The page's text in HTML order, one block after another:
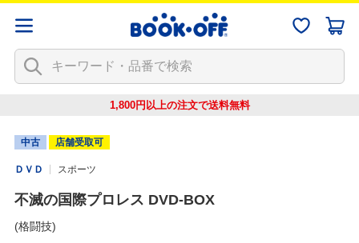
1,800円以上の注文で送料無料
中古 店舗受取可
ＤＶＤ スポーツ
不滅の国際プロレス DVD-BOX
(格闘技)